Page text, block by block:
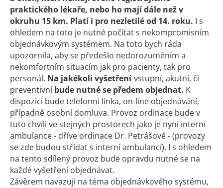
praktického lékaře, nebo ho mají dále než v
okruhu 15 km. Platí i pro nezletilé od 14. roku. I s
ohledem na toto je nutné počítat s nekompromisním
objednávkovým systémem. Na toto bych ráda
upozornila, aby se předešlo nedorozuměním a
nekomfortním situacím jak pro pacienty, tak pro
personál. Na jakékoli vyšetření-vstupní, akutní, či
preventivníbude nutné se předem objednat. K
dispozici bude telefonní linka, on-line objednávání,
případně osobní domluva. Provoz ordinace bude v
tuto chvíli ve stejných prostorech jako je nyní interní
ambulance - dříve ordinace Dr. Petrášové - (provozy
se zde budou střídat s interní ambulancí). I s ohledem
na tento sdílený provoz bude opravdu nutné se na
každé vyšetření objednávat.
Závěrem navazuji na téma objednávkového systému,